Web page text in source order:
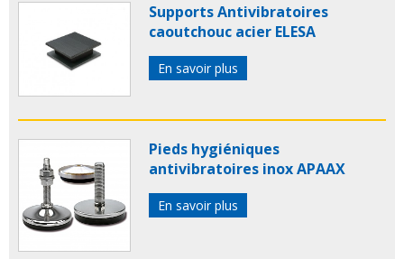
Supports Antivibratoires
caoutchouc acier ELESA
En savoir plus
Pieds hygiéniques
antivibratoires inox APAAX
En savoir plus